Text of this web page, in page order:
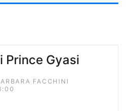
Prince Gyasi
FACCHINI